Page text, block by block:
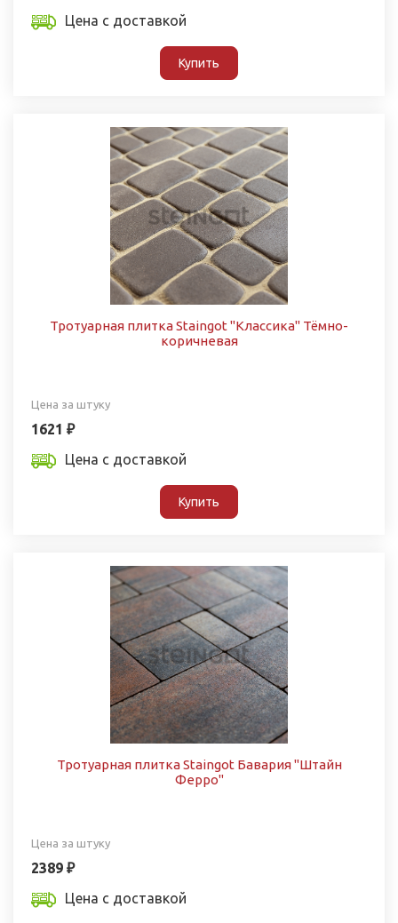
Цена с доставкой
Купить
Тротуарная плитка Staingot "Классика" Тёмно-
коричневая
Цена за штуку
1621 ₽
Цена с доставкой
Купить
Тротуарная плитка Staingot Бавария "Штайн
Ферро"
Цена за штуку
2389 ₽
Цена с доставкой